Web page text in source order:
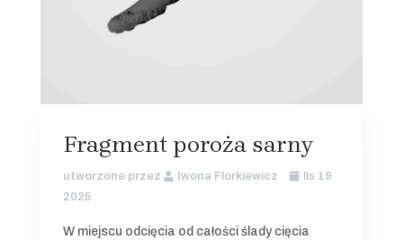
Fragment poroża sarny
utworzone przez Iwona Florkiewicz
lis 19
2025
W miejscu odcięcia od całości ślady cięcia